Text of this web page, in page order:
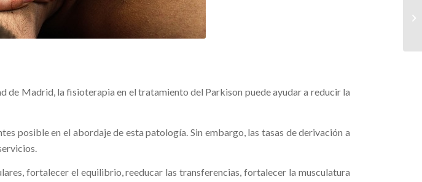
de Madrid, la fisioterapia en el tratamiento del Parkison puede ayudar a reducir la
posible en el abordaje de esta patología. Sin embargo, las tasas de derivación a
fortalecer el equilibrio, reeducar las transferencias, fortalecer la musculatura